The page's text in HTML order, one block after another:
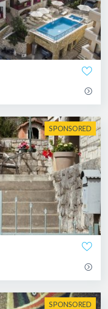
SPONSORED
SPONSORED